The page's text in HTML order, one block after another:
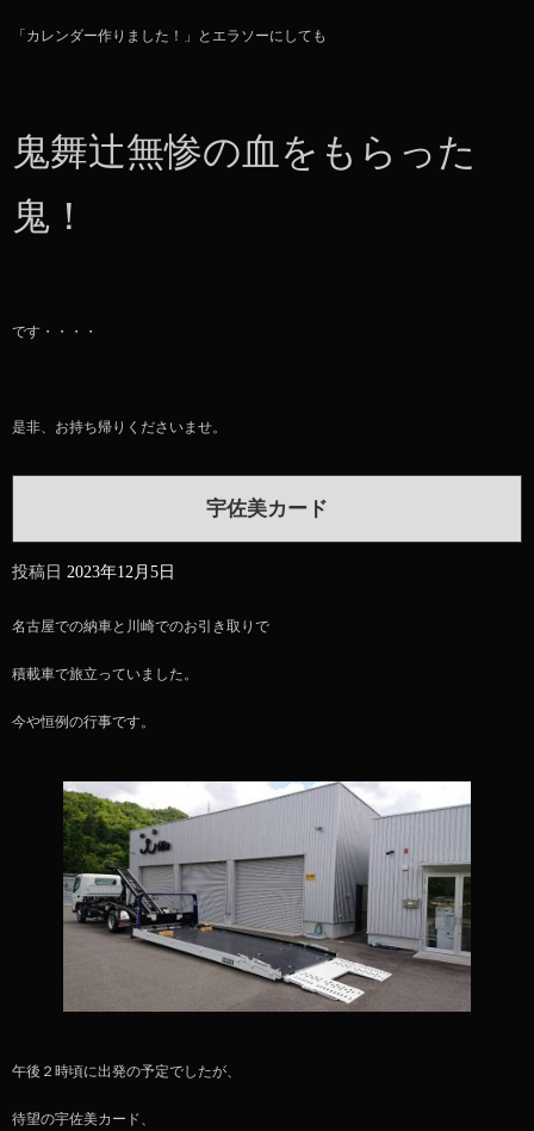
「カレンダー作りました！」とエラソーにしても
鬼舞辻無惨の血をもらった
鬼！
です・・・・
是非、お持ち帰りくださいませ。
宇佐美カード
投稿日 2023年12月5日
名古屋での納車と川崎でのお引き取りで
積載車で旅立っていました。
今や恒例の行事です。
午後２時頃に出発の予定でしたが、
待望の宇佐美カード、